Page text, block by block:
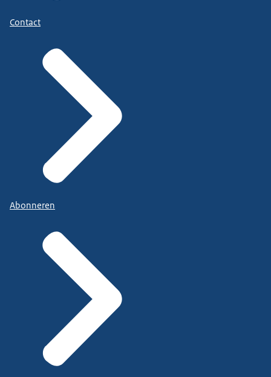
Contact
Abonneren